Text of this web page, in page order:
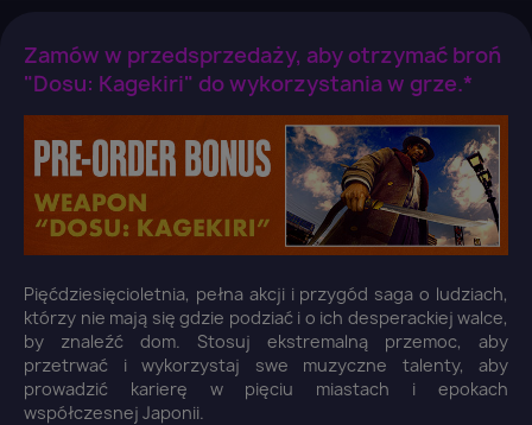
Zamów w przedsprzedaży, aby otrzymać broń
"Dosu: Kagekiri" do wykorzystania w grze.*
Pięćdziesięcioletnia, pełna akcji i przygód saga o ludziach,
którzy nie mają się gdzie podziać i o ich desperackiej walce,
by znaleźć dom. Stosuj ekstremalną przemoc, aby
przetrwać i wykorzystaj swe muzyczne talenty, aby
prowadzić karierę w pięciu miastach i epokach
współczesnej Japonii.